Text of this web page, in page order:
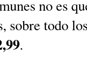
no es
sobre todo
.